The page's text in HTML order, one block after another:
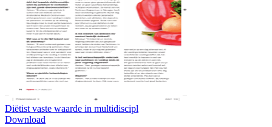
Diëtist vaste waarde in multidiscipl
Download